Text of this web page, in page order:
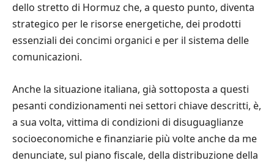
dello stretto di Hormuz che, a questo punto, diventa
strategico per le risorse energetiche, dei prodotti
essenziali dei concimi organici e per il sistema delle
comunicazioni.
Anche la situazione italiana, già sottoposta a questi
pesanti condizionamenti nei settori chiave descritti, è,
a sua volta, vittima di condizioni di disuguaglianze
socioeconomiche e finanziarie più volte anche da me
denunciate, sul piano fiscale, della distribuzione della